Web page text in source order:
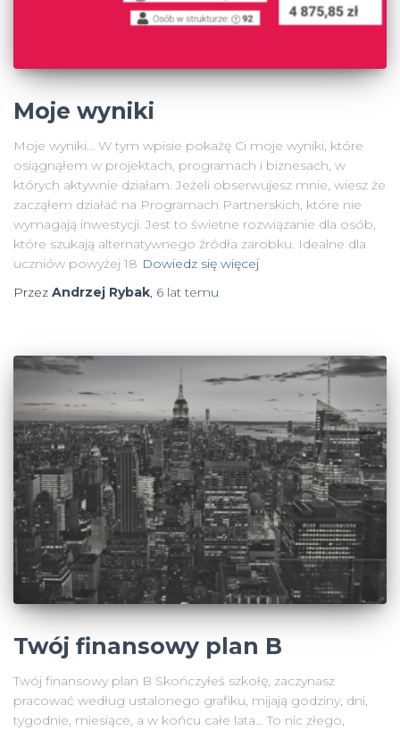
Moje wyniki
Moje wyniki… W tym wpisie pokażę Ci moje wyniki, które
osiągnąłem w projektach, programach i biznesach, w
których aktywnie działam. Jeżeli obserwujesz mnie, wiesz że
zacząłem działać na Programach Partnerskich, które nie
wymagają inwestycji. Jest to świetne rozwiązanie dla osób,
które szukają alternatywnego źródła zarobku. Idealne dla
uczniów powyżej 18 Dowiedz się więcej
Przez Andrzej Rybak, 6 lattemu
Twój finansowy plan B
Twój finansowy plan B Skończyłeś szkołę, zaczynasz
pracować według ustalonego grafiku, mijają godziny, dni,
tygodnie, miesiące, a w końcu całe lata… To nic złego,